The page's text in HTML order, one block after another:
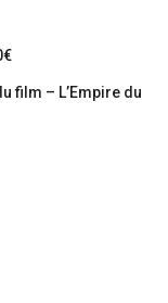
film – L’Empire du